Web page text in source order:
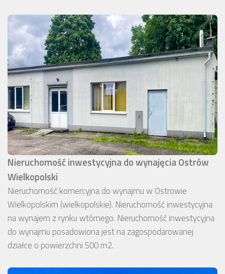
Nieruchomość inwestycyjna do wynajęcia Ostrów
Wielkopolski
Nieruchomość komercyjna do wynajmu w Ostrowie
Wielkopolskim (wielkopolskie). Nieruchomość inwestycyjna
na wynajem z rynku wtórnego. Nieruchomość inwestycyjna
do wynajmu posadowiona jest na zagospodarowanej
działce o powierzchni 500 m2.